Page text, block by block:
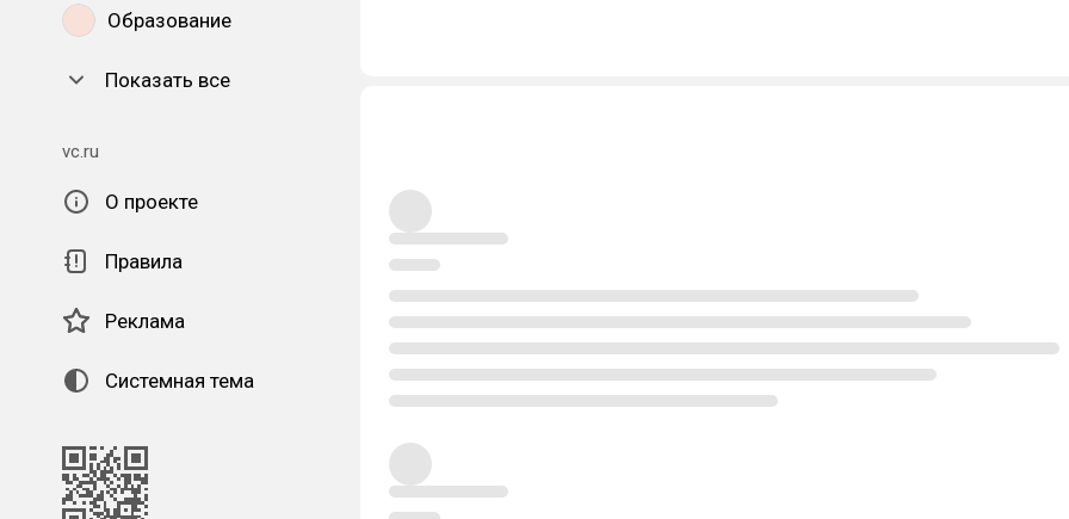
Образование
Показать все
vc.ru
О проекте
Правила
Реклама
Системная тема